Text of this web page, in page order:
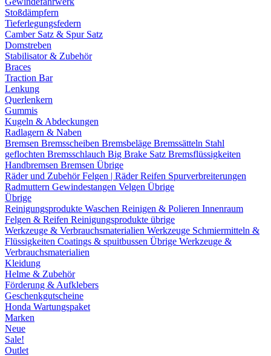
Stoßdämpfern
Tieferlegungsfedern
Camber Satz & Spur Satz
Domstreben
Stabilisator & Zubehör
Braces
Traction Bar
Lenkung
Querlenkern
Gummis
Kugeln & Abdeckungen
Radlagern & Naben
Bremsen Bremsscheiben Bremsbeläge Bremssätteln Stahl
geflochten Bremsschlauch Big Brake Satz Bremsflüssigkeiten
Handbremsen Bremsen Übrige
Räder und ZubehörFelgen | RäderReifen Spurverbreiterungen
Radmuttern Gewindestangen Velgen Übrige
Übrige
Reinigungsprodukte Waschen Reinigen & Polieren Innenraum
Felgen & Reifen Reinigungsprodukte übrige
Werkzeuge & Verbrauchsmaterialien Werkzeuge Schmiermitteln &
Flüssigkeiten Coatings & spuitbussen Übrige Werkzeuge &
Verbrauchsmaterialien
Kleidung
Helme & Zubehör
Förderung & Aufklebers
Geschenkgutscheine
Honda Wartungspaket
Marken
Neue
Sale!
Outlet